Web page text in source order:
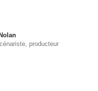
producteur